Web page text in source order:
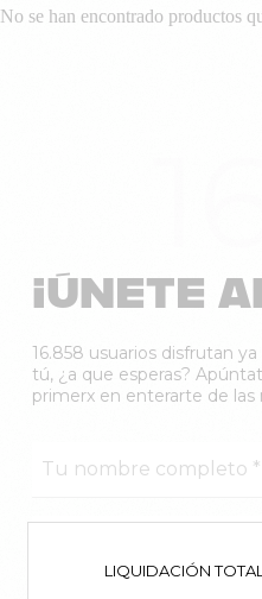
LIQUIDACIÓN
No se han encontrado productos
¡ÚNETE
16.858 usuarios disfrutan
tú, ¿a que esperas?
primerx en enterarte de las